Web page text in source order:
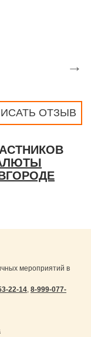
→
ОТЗЫВ
мероприятий в
22-14, 8-999-077-